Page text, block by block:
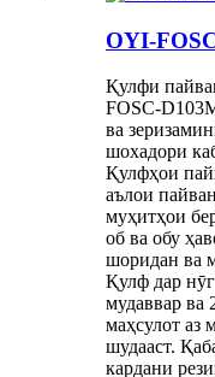
OYI-
Қулфи
FOSC-
ва
шохадори
Қулфҳои
аълои
муҳитҳои
об ва обу
шоридан ва
Қулф дар
мудаввар ва
маҳсулот аз
шудааст.
кардани